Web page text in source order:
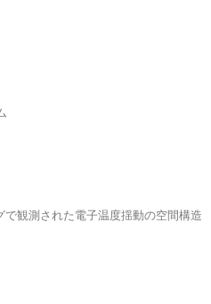
で観測された電子温度揺動の空間構造